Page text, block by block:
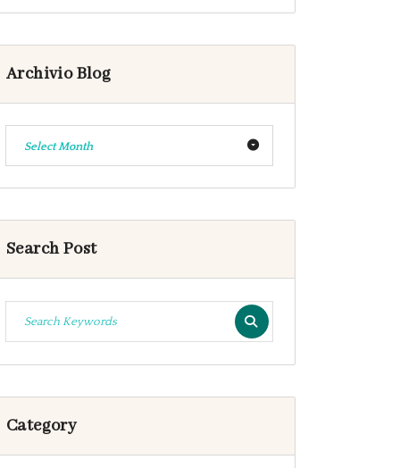
Archivio Blog
Select Month
Search Post
Category